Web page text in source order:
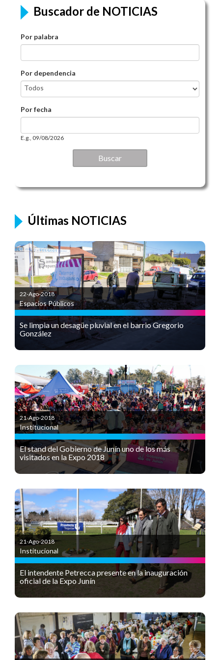
Buscador de NOTICIAS
Por palabra
Por dependencia
Por fecha
E.g., 09/08/2026
Últimas NOTICIAS
22-Ago-2018
Espacios Públicos
Se limpia un desagüe pluvial en el barrio Gregorio
González
21-Ago-2018
Institucional
El stand del Gobierno de Junín uno de los más
visitados en la Expo 2018
21-Ago-2018
Institucional
El intendente Petrecca presente en la inauguración
oficial de la Expo Junín